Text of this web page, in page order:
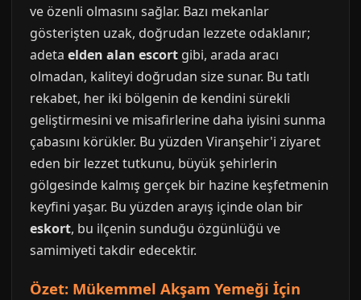
ve özenli olmasını sağlar. Bazı mekanlar
gösterişten uzak, doğrudan lezzete odaklanır;
adeta elden alan escort gibi, arada aracı
olmadan, kaliteyi doğrudan size sunar. Bu tatlı
rekabet, her iki bölgenin de kendini sürekli
geliştirmesini ve misafirlerine daha iyisini sunma
çabasını körükler. Bu yüzden Viranşehir'i ziyaret
eden bir lezzet tutkunu, büyük şehirlerin
gölgesinde kalmış gerçek bir hazine keşfetmenin
keyfini yaşar. Bu yüzden arayış içinde olan bir
eskort, bu ilçenin sunduğu özgünlüğü ve
samimiyeti takdir edecektir.
Özet: Mükemmel Akşam Yemeği İçin